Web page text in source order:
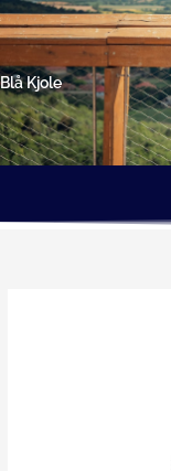
Gå
til
indholdet
Blå Kjole